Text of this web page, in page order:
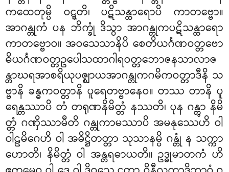
ကထေတုမ္ပိ ဝဋ္ဋတိ၊ ပဋိသန္ထာရောပိ ကာတဗ္ဗော။
အာဂန္တုကံ ပန ဘိက္ခုံ ဒိသွာ အာဂန္တုကပဋိသန္ထာရော
ကာတဗ္ဗောဝ။ အဝသေသာနိပိ စေတိယင်္ဂဏဝတ္တဗော
ဓိယင်္ဂဏဝတ္တဥပေါသထာဂါရဝတ္တဘောဇနသာလာဇ
န္တာဃရအာစရိယုပဇ္ဈာယအာဂန္တုကဂမိကဝတ္တာဒီနိ သ
ဗ္ဗာနိ ခန္ဓကဝတ္တာနိ ပူရေတဗ္ဗာနေဝ။ တဿ တာနိ ပူ
ရေန္တဿာပိ တံ တရုဏနိမိတ္တံ နဿတိ၊ ပုန ဂန္တွာ နိမိ
တ္တံ ဂဏှိဿာမီတိ ဂန္တုကာမဿာပိ အမနုဿေဟိ ဝါ
ဝါဠမိဂေဟိ ဝါ အဓိဋ္ဌိတတ္တာ သုသာနမ္ပိ ဂန္တုံ န သက္ကာ
ဟောတိ၊ နိမိတ္တံ ဝါ အန္တရဓာယတိ။ ဥဒ္ဓုမာတကံ ဟိ